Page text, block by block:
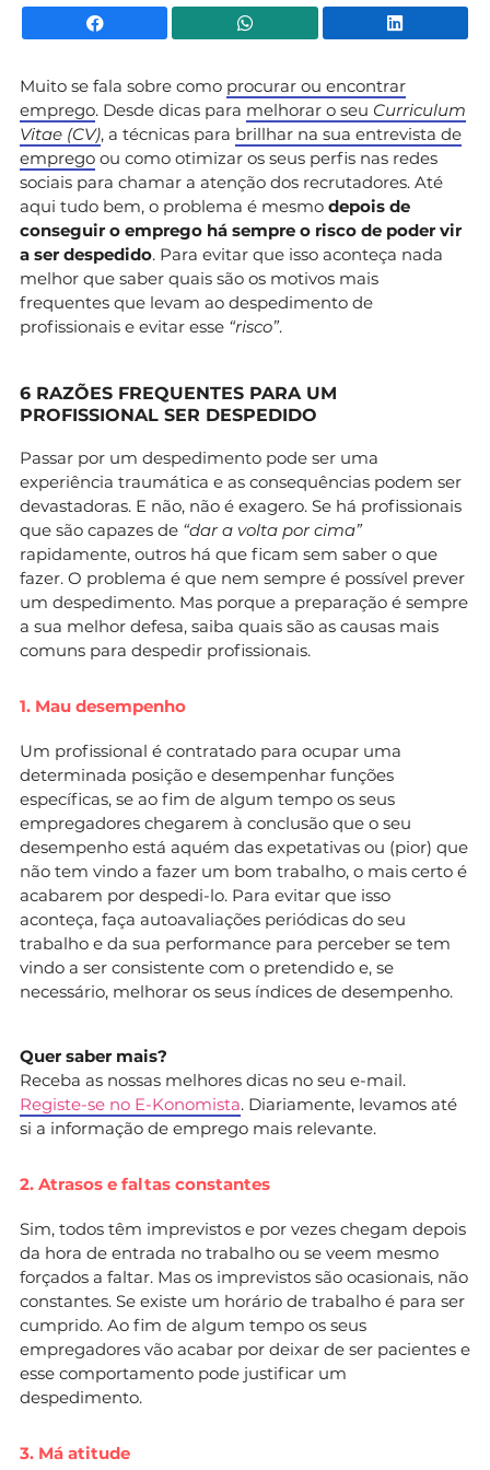
Facebook WhatsApp
Muito se fala sobre como procurar ou encontrar
emprego. Desde dicas para melhorar o seu Curriculum
Vitae (CV), a técnicas para brillhar na sua entrevista de
emprego ou como otimizar os seus perfis nas redes
sociais para chamar a atenção dos recrutadores. Até
aqui tudo bem, o problema é mesmo depois de
conseguir o emprego há sempre o risco de poder vir
a ser despedido. Para evitar que isso aconteça nada
melhor que saber quais são os motivos mais
frequentes que levam ao despedimento de
profissionais e evitar esse “risco”.
6 RAZÕES FREQUENTES PARA UM
PROFISSIONAL SER DESPEDIDO
Passar por um despedimento pode ser uma
experiência traumática e as consequências podem ser
devastadoras. E não, não é exagero. Se há profissionais
que são capazes de “dar a volta por cima”
rapidamente, outros há que ficam sem saber o que
fazer. O problema é que nem sempre é possível prever
um despedimento. Mas porque a preparação é sempre
a sua melhor defesa, saiba quais são as causas mais
comuns para despedir profissionais.
1. Mau desempenho
Um profissional é contratado para ocupar uma
determinada posição e desempenhar funções
específicas, se ao fim de algum tempo os seus
empregadores chegarem à conclusão que o seu
desempenho está aquém das expetativas ou (pior) que
não tem vindo a fazer um bom trabalho, o mais certo é
acabarem por despedi-lo. Para evitar que isso
aconteça, faça autoavaliações periódicas do seu
trabalho e da sua performance para perceber se tem
vindo a ser consistente com o pretendido e, se
necessário, melhorar os seus índices de desempenho.
Quer saber mais?
Receba as nossas melhores dicas no seu e-mail.
Registe-se no E-Konomista. Diariamente, levamos até
si a informação de emprego mais relevante.
2. Atrasos e faltas constantes
Sim, todos têm imprevistos e por vezes chegam depois
da hora de entrada no trabalho ou se veem mesmo
forçados a faltar. Mas os imprevistos são ocasionais, não
constantes. Se existe um horário de trabalho é para ser
cumprido. Ao fim de algum tempo os seus
empregadores vão acabar por deixar de ser pacientes e
esse comportamento pode justificar um
despedimento.
3. Má atitude